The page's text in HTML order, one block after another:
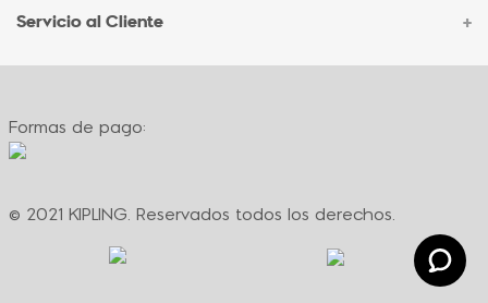
Sucursales
Contacto Corporativo
Formas de pago
Servicio al Cliente +
Contacto
Políticas de cambio
Términos y condiciones de promociones
Política de privacidad
Formas de pago:
© 2021 KIPLING. Reservados todos los derechos.